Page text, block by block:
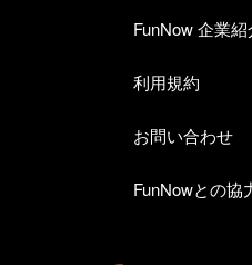
FunNow 企業紹
利用規約
お問い合わせ
FunNowとの協